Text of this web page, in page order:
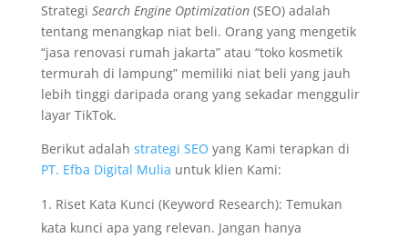
Strategi Search Engine Optimization(SEO) adalah
tentang menangkap niat beli. Orang yang mengetik
“jasa renovasi rumah jakarta” atau “toko kosmetik
termurah di lampung” memiliki niat beli yang jauh
lebih tinggi daripada orang yang sekadar menggulir
layar TikTok.
Berikut adalah strategi SEO yang Kami terapkan di
PT. Efba Digital Mulia untuk klien Kami:
Riset Kata Kunci (Keyword Research): Temukan
kata kunci apa yang relevan. Jangan hanya